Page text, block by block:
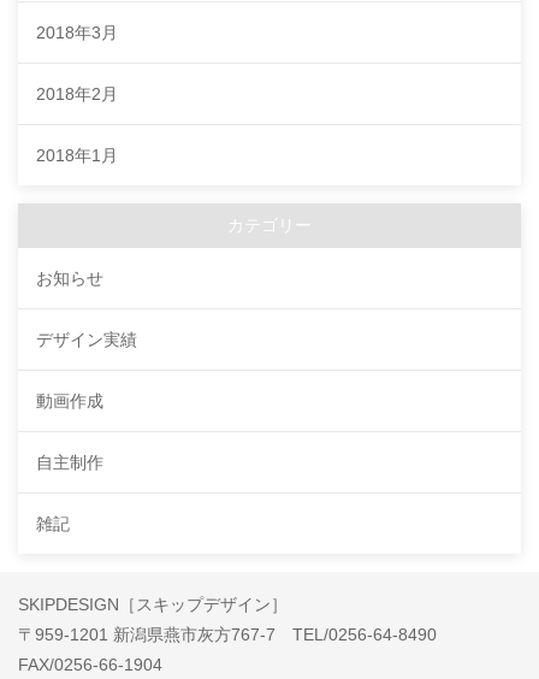
2018年3月
2018年2月
2018年1月
カテゴリー
お知らせ
デザイン実績
動画作成
自主制作
雑記
SKIPDESIGN［スキップデザイン］
〒959-1201 新潟県燕市灰方767-7 TEL/0256-64-8490
FAX/0256-66-1904